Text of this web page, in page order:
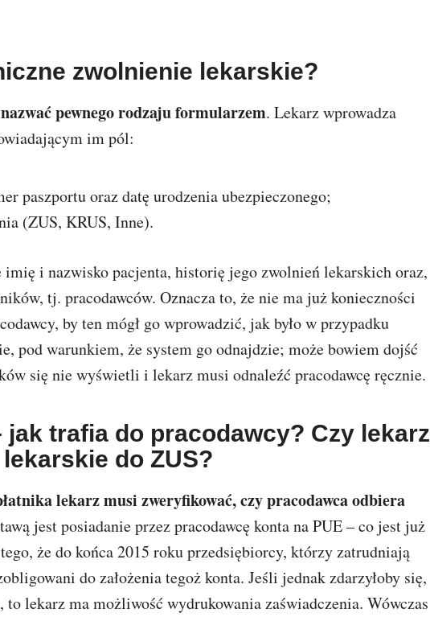
zwolnienie lekarskie?
pewnego rodzaju formularzem. Lekarz wprowadza
im pól:
paszportu oraz datę urodzenia ubezpieczonego;
(ZUS, KRUS, Inne).
i nazwisko pacjenta, historię jego zwolnień lekarskich oraz,
tj. pracodawców. Oznacza to, że nie ma już konieczności
by ten mógł go wprowadzić, jak było w przypadku
pod warunkiem, że system go odnajdzie; może bowiem dojść
się nie wyświetli i lekarz musi odnaleźć pracodawcę ręcznie.
jak trafia do pracodawcy? Czy lekarz
do ZUS?
lekarz musi zweryfikować, czy pracodawca odbiera
jest posiadanie przez pracodawcę konta na PUE – co jest już
że do końca 2015 roku przedsiębiorcy, którzy zatrudniają
do założenia tegoż konta. Jeśli jednak zdarzyłoby się,
lekarz ma możliwość wydrukowania zaświadczenia. Wówczas